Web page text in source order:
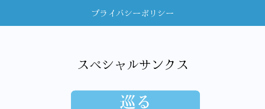
プライバシーポリシー
スペシャルサンクス